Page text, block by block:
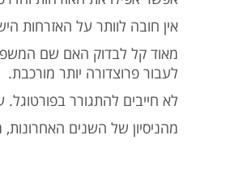
אין חובה לוותר על האזרחות
מאוד קל לבדוק האם שם
לעבור פרוצדורה יותר מורכבת.
לא חייבים להתגורר
מהניסיון של השנים